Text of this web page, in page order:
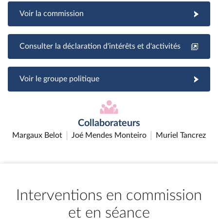
Voir la commission
Consulter la déclaration d'intérêts et d'activités
Voir le groupe politique
Collaborateurs
Margaux Belot Joé Mendes Monteiro Muriel Tancrez
Interventions en commission
et en séance